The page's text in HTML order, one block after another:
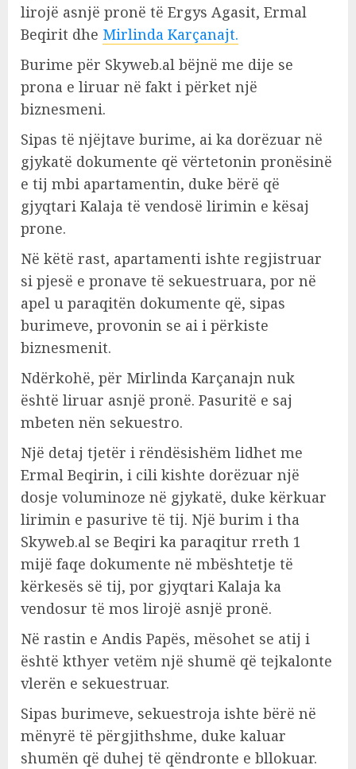
lirojë asnjë pronë të Ergys Agasit, Ermal
Beqirit dhe Mirlinda Karçanajt.
Burime për Skyweb.al bëjnë me dije se
prona e liruar në fakt i përket një
biznesmeni.
Sipas të njëjtave burime, ai ka dorëzuar në
gjykatë dokumente që vërtetonin pronësinë
e tij mbi apartamentin, duke bërë që
gjyqtari Kalaja të vendosë lirimin e kësaj
prone.
Në këtë rast, apartamenti ishte regjistruar
si pjesë e pronave të sekuestruara, por në
apel u paraqitën dokumente që, sipas
burimeve, provonin se ai i përkiste
biznesmenit.
Ndërkohë, për Mirlinda Karçanajn nuk
është liruar asnjë pronë. Pasuritë e saj
mbeten nën sekuestro.
Një detaj tjetër i rëndësishëm lidhet me
Ermal Beqirin, i cili kishte dorëzuar një
dosje voluminoze në gjykatë, duke kërkuar
lirimin e pasurive të tij. Një burim i tha
Skyweb.al se Beqiri ka paraqitur rreth 1
mijë faqe dokumente në mbështetje të
kërkesës së tij, por gjyqtari Kalaja ka
vendosur të mos lirojë asnjë pronë.
Në rastin e Andis Papës, mësohet se atij i
është kthyer vetëm një shumë që tejkalonte
vlerën e sekuestruar.
Sipas burimeve, sekuestroja ishte bërë në
mënyrë të përgjithshme, duke kaluar
shumën që duhej të qëndronte e bllokuar.